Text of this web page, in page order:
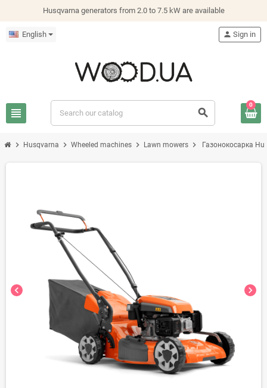
Husqvarna generators from 2.0 to 7.5 kW are available
English
view_headline search
person Sign in
0
chevron_right Husqvarna chevron_right Wheeled machines chevron_right Lawn mowers chevron_right Газонокосарка
chevron_left chevron_right